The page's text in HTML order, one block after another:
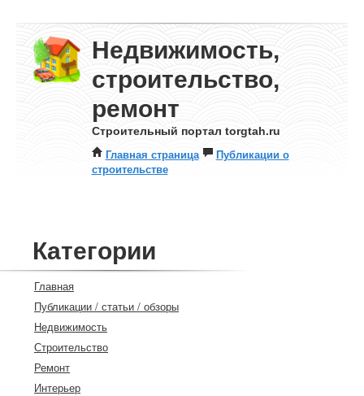
Недвижимость,
строительство,
ремонт
Строительный портал torgtah.ru
Главная страница
Публикации о
строительстве
Категории
Главная
Публикации / статьи / обзоры
Недвижимость
Строительство
Ремонт
Интерьер